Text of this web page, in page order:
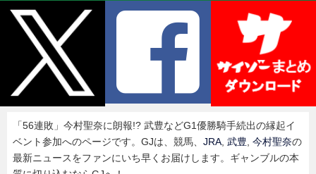
「56連敗」今村聖奈に朗報!? 武豊などG1優勝騎手続出の縁起イ
ベント参加へのページです。GJは、競馬、 JRA 武豊 今村聖奈の
最新ニュースをファンにいち早くお届けします。ギャンブルの本